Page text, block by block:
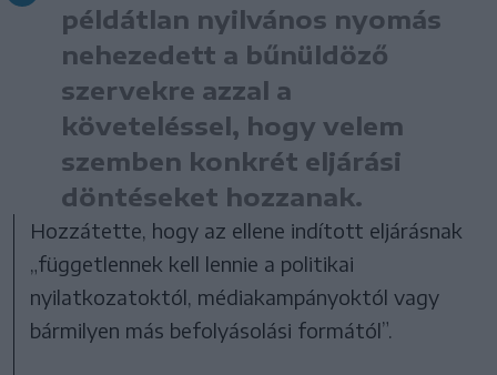
példátlan nyilvános nyomás
nehezedett a bűnüldöző
szervekre azzal a
követeléssel, hogy velem
szemben konkrét eljárási
döntéseket hozzanak.
Hozzátette, hogy az ellene indított eljárásnak
„függetlennek kell lennie a politikai
nyilatkozatoktól, médiakampányoktól vagy
bármilyen más befolyásolási formától”.